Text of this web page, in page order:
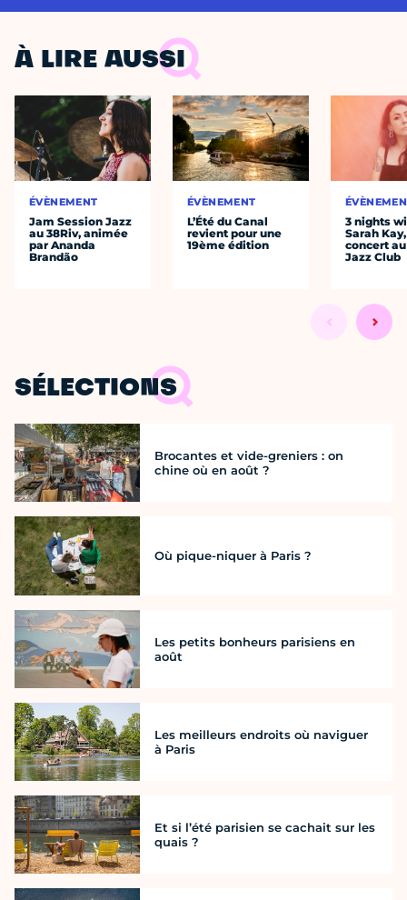
À LIRE AUSSI
ÉVÈNEMENT
Jam Session Jazz
au 38Riv, animée
par Ananda
Brandão
ÉVÈNEMENT
L’Été du Canal
revient pour une
19ème édition
3 nights
Sarah
concert
Jazz Club
SÉLECTIONS
Brocantes et vide-greniers : on
chine où en août ?
Où pique-niquer à Paris ?
Les petits bonheurs parisiens en
août
Les meilleurs endroits où naviguer
à Paris
Et si l’été parisien se cachait sur les
quais ?